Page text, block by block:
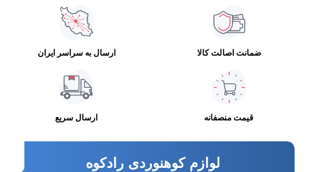
ضمانت اصالت کالا ارسال به سراسر ایران
قیمت منصفانه ارسال سریع
لوازم کوهنوردی رادکوه